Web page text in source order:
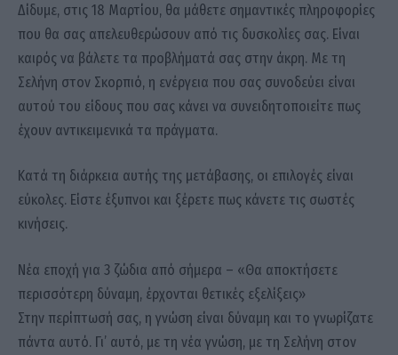
Δίδυμε, στις 18 Μαρτίου, θα μάθετε σημαντικές πληροφορίες
που θα σας απελευθερώσουν από τις δυσκολίες σας. Είναι
καιρός να βάλετε τα προβλήματά σας στην άκρη. Με τη
Σελήνη στον Σκορπιό, η ενέργεια που σας συνοδεύει είναι
αυτού του είδους που σας κάνει να συνειδητοποιείτε πως
έχουν αντικειμενικά τα πράγματα.
Κατά τη διάρκεια αυτής της μετάβασης, οι επιλογές είναι
εύκολες. Είστε έξυπνοι και ξέρετε πως κάνετε τις σωστές
κινήσεις.
Νέα εποχή για 3 ζώδια από σήμερα – «Θα αποκτήσετε
περισσότερη δύναμη, έρχονται θετικές εξελίξεις»
Στην περίπτωσή σας, η γνώση είναι δύναμη και το γνωρίζατε
πάντα αυτό. Γι’ αυτό, με τη νέα γνώση, με τη Σελήνη στον